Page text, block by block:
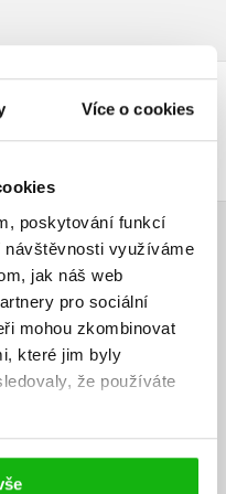
Více o cookies
poskytování funkcí
využíváme
jak náš web
pro sociální
mohou zkombinovat
které jim byly
že používáte
uživatelská hodnocení.
registrovaní uživatelé